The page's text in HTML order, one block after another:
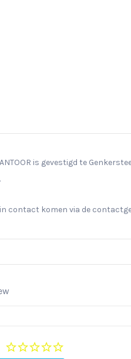
is gevestigd te
contact komen via de